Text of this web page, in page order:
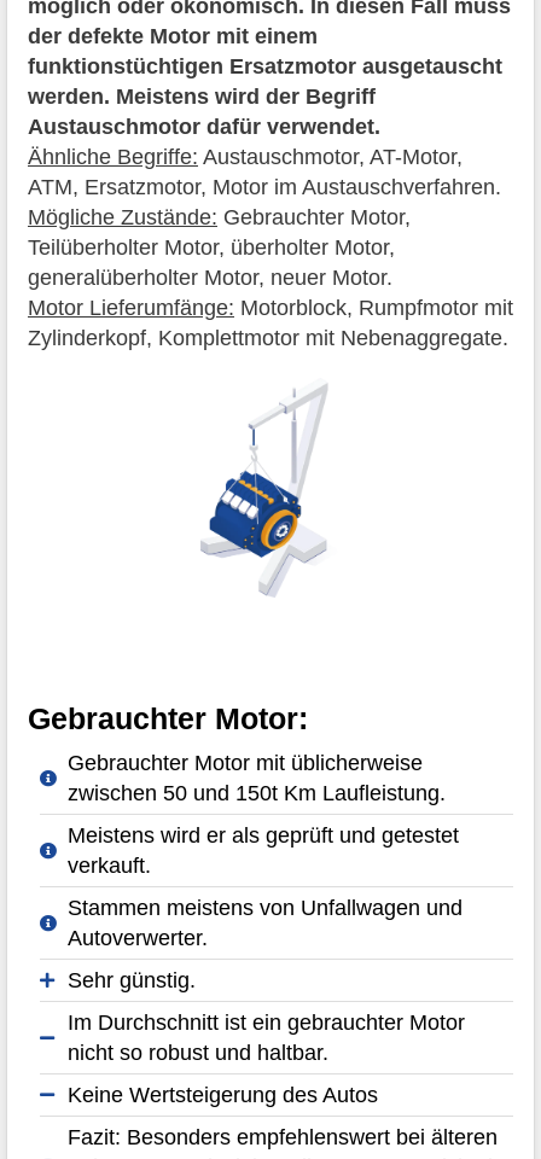
möglich oder ökonomisch. In diesen Fall muss
der defekte Motor mit einem
funktionstüchtigen Ersatzmotor ausgetauscht
werden. Meistens wird der Begriff
Austauschmotor dafür verwendet.
Ähnliche Begriffe: Austauschmotor, AT-Motor,
ATM, Ersatzmotor, Motor im Austauschverfahren.
Mögliche Zustände: Gebrauchter Motor,
Teilüberholter Motor, überholter Motor,
generalüberholter Motor, neuer Motor.
Motor Lieferumfänge: Motorblock, Rumpfmotor mit
Zylinderkopf, Komplettmotor mit Nebenaggregate.
Gebrauchter Motor:
Gebrauchter Motor mit üblicherweise
zwischen 50 und 150t Km Laufleistung.
Meistens wird er als geprüft und getestet
verkauft.
Stammen meistens von Unfallwagen und
Autoverwerter.
Sehr günstig.
Im Durchschnitt ist ein gebrauchter Motor
nicht so robust und haltbar.
Keine Wertsteigerung des Autos
Fazit: Besonders empfehlenswert bei älteren